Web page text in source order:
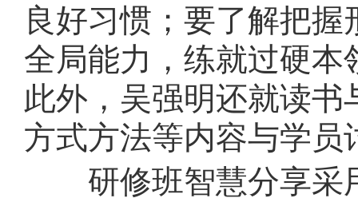
良好习惯；要了解把
全局能力，练就过硬
此外，吴强明还就读
方式方法等内容与学员
研修班智慧分享采